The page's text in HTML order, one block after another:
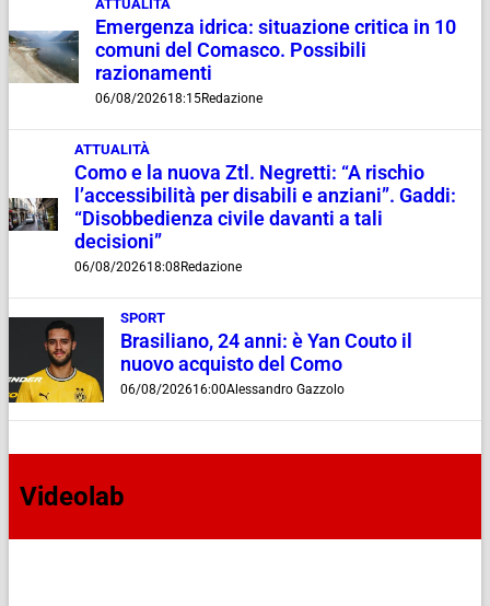
ATTUALITÀ
Emergenza idrica: situazione critica in 10
comuni del Comasco. Possibili
razionamenti
06/08/202618:15Redazione
ATTUALITÀ
Como e la nuova Ztl. Negretti: “A rischio
l’accessibilità per disabili e anziani”. Gaddi:
“Disobbedienza civile davanti a tali
decisioni”
06/08/202618:08 Redazione
SPORT
Brasiliano, 24 anni: è Yan Couto il
nuovo acquisto del Como
06/08/202616:00Alessandro Gazzolo
Videolab